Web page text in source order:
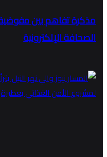
مذكرة تفاهم بين
الصحافة الإلكترونية